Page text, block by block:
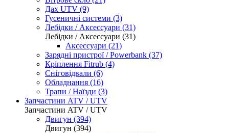
Дах UTV (9)
Гусеничні системи (3)
Лебідки / Аксессуари (31)
Лебідки / Аксессуари (31)
Аксессуари (21)
Зарядні пристрої / Powerbank (37)
Кріплення Fitrub (4)
Сніговідвали (6)
Обладнання (16)
Трапи / Наїзди (3)
Запчастини ATV / UTV
Запчастини ATV / UTV
Двигун (394)
Двигун (394)